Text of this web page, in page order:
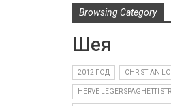
Browsing Category
Шея
2012 ГОД CHRISTIAN
HERVE LEGER SPAGHETTI